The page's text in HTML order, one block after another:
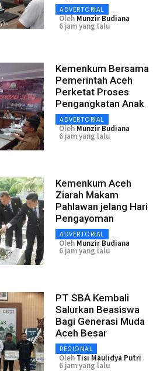
ADVERTORIAL
Oleh Munzir Budiana
6 jam yang lalu
Kemenkum Bersama
Pemerintah Aceh
Perketat Proses
Pengangkatan Anak
ADVERTORIAL
Oleh Munzir Budiana
6 jam yang lalu
Kemenkum Aceh
Ziarah Makam
Pahlawan jelang Hari
Pengayoman
ADVERTORIAL
Oleh Munzir Budiana
6 jam yang lalu
PT SBA Kembali
Salurkan Beasiswa
Bagi Generasi Muda
Aceh Besar
REGIONAL
Oleh Tisi Maulidya Putri
6 jam yang lalu